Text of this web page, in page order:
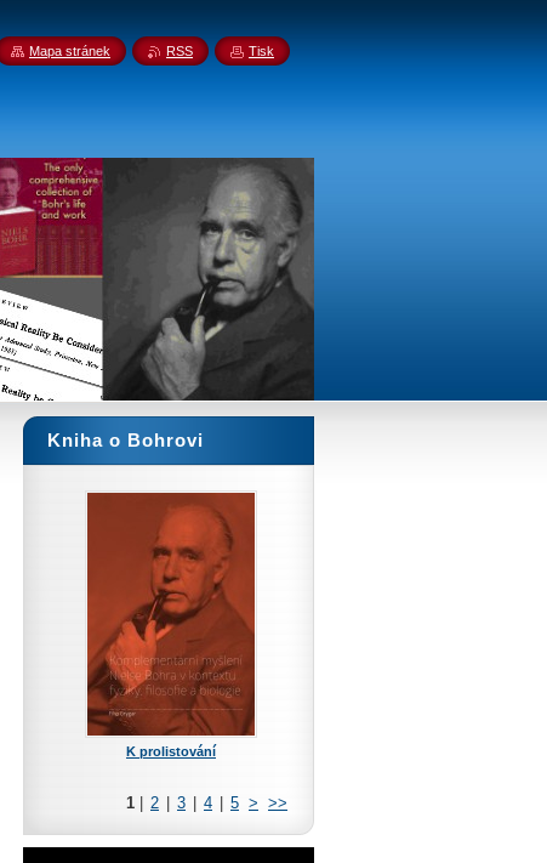
Kniha o Bohrovi
K prolistování
1 2 3 4 5 > >>
Mapa stránek RSS Tisk